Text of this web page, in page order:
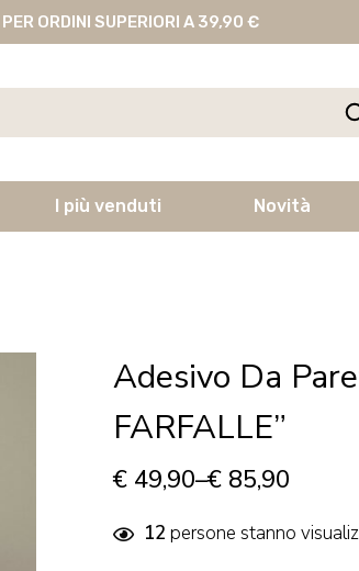
ORDINI SUPERIORI A 39,90 €
I più venduti Novità
Adesivo Da
FARFALLE”
€ 49,90–€ 85,90
12 persone stanno